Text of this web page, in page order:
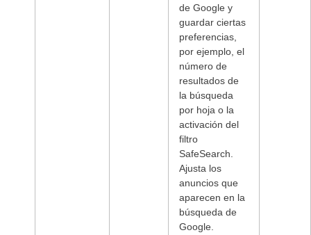
de Google y
guardar ciertas
preferencias,
por ejemplo, el
número de
resultados de
la búsqueda
por hoja o la
activación del
filtro
SafeSearch.
Ajusta los
anuncios que
aparecen en la
búsqueda de
Google.